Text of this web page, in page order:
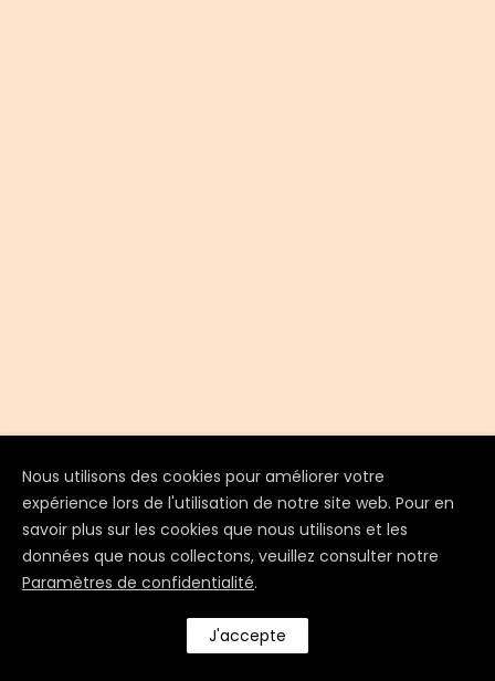
Nous utilisons des cookies pour améliorer votre
expérience lors de l'utilisation de notre site web. Pour en
savoir plus sur les cookies que nous utilisons et les
données que nous collectons, veuillez consulter notre
Paramètres de confidentialité.
J'accepte